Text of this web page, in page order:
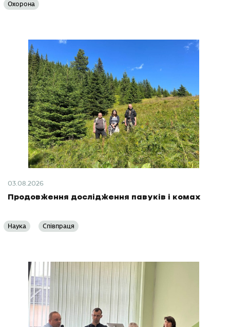
Охорона
03.08.2026
Продовження дослідження павуків і комах
Наука Співпраця